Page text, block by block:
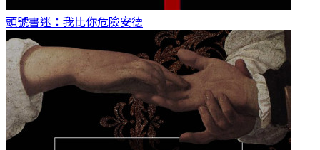
頭號書迷：我比你危險安德